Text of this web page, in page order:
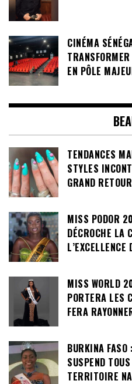
CINÉMA
EN PÔLE
TENDANCES
STYLES
GRAND RETOUR
MISS PODOR
DÉCROCHE LA
L’EXCELLENCE
MISS WORLD
PORTERA LES
FERA
BURKINA FASO
SUSPEND
TERRITOIRE